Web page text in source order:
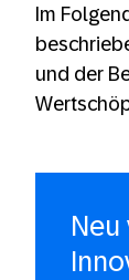
Im
und der